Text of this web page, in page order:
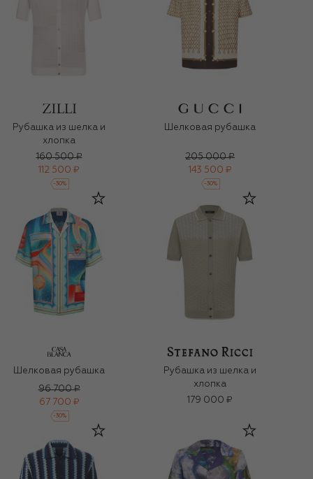
Рубашка из шелка и
хлопка
160 500 ₽
112 500 ₽
-30%
Шелковая рубашка
205 000 ₽
143 500 ₽
-30%
Шелковая рубашка
96 700 ₽
67 700 ₽
-30%
Рубашка из шелка и
хлопка
179 000 ₽